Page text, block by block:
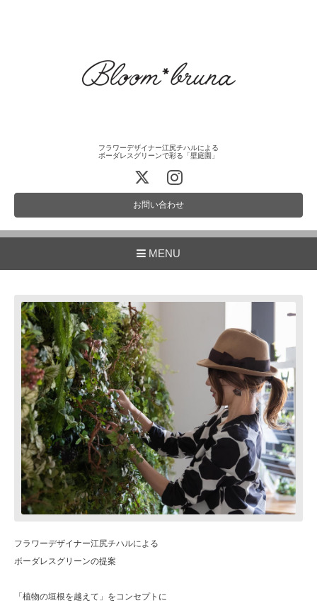
フラワーデザイナー江尻チハルによる
ボーダレスグリーンで彩る「壁庭園」
お問い合わせ
MENU
フラワーデザイナー江尻チハルによる
ボーダレスグリーンの提案
「植物の垣根を越えて」をコンセプトに